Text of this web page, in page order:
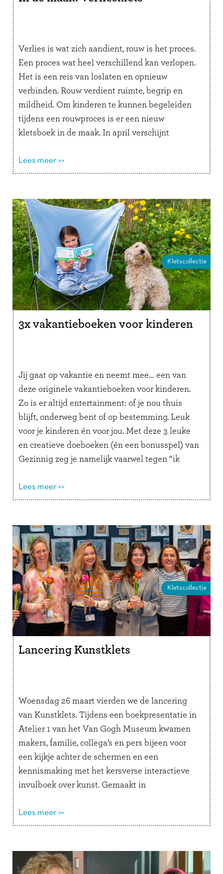
Verlies is wat zich aandient, rouw is het proces.
Een proces wat heel verschillend kan verlopen.
Het is een reis van loslaten en opnieuw
verbinden. Rouw verdient ruimte, begrip en
mildheid. Om kinderen te kunnen begeleiden
tijdens een rouwproces is er een nieuw
kletsboek in de maak. In april verschijnt
Lees verder
Lees meer >>
Kletscollectie
3x vakantieboeken voor kinderen
Jij gaat op vakantie en neemt mee… een van
deze originele vakantieboeken voor kinderen.
Zo is er altijd entertainment: of je nou thuis
blijft, onderweg bent of op bestemming. Leuk
voor je kinderen én voor jou. Met deze 3 leuke
en creatieve doeboeken (én een bonusspel) van
Gezinnig zeg je namelijk vaarwel tegen “ik
Lees meer >>
Kletscollectie
Lancering Kunstklets
Woensdag 26 maart vierden we de lancering
van Kunstklets. Tijdens een boekpresentatie in
Atelier 1 van het Van Gogh Museum kwamen
makers, familie, collega’s en pers bijeen voor
een kijkje achter de schermen en een
kennismaking met het kersverse interactieve
invulboek over kunst. Gemaakt in
Gogh Museum en Stedelijk …
Lees meer >>